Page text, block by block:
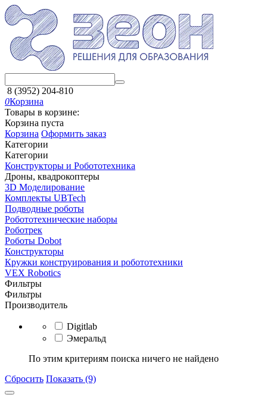
8 (3952) 204-810
0Корзина
Товары в корзине:
Корзина пуста
Корзина Оформить заказ
Категории
Категории
Конструкторы и Робототехника
Дроны, квадрокоптеры
3D Моделирование
Комплекты UBTech
Подводные роботы
Робототехнические наборы
Роботрек
Роботы Dobot
Конструкторы
Кружки конструирования и робототехники
VEX Robotics
Фильтры
Фильтры
Производитель
Digitlab
Эмеральд
По этим критериям поиска ничего не найдено
Сбросить Показать (9)